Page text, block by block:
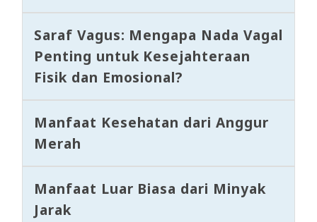
Saraf Vagus: Mengapa Nada Vagal
Penting untuk Kesejahteraan
Fisik dan Emosional?
Manfaat Kesehatan dari Anggur
Merah
Manfaat Luar Biasa dari Minyak
Jarak